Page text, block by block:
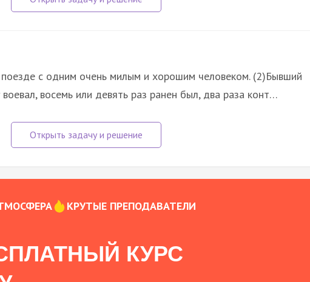
с одним очень милым и хорошим человеком. (2)Бывший
воевал, восемь или девять раз ранен был, два раза конт…
КРУТЫЕ ПРЕПОДАВАТЕЛИ
КУРС